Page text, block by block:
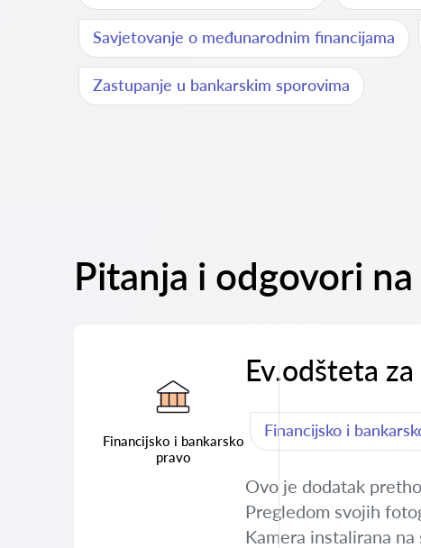
Savjetovanje o međunarodnim financijama
Zastupanje u bankarskim sporovima
Pitanja i odgovori
Financijsko i bankarsko
pravo
Ev.odšteta
Financijsko i
Ovo je dodatak
Pregledom svojih
Kamera instalirana